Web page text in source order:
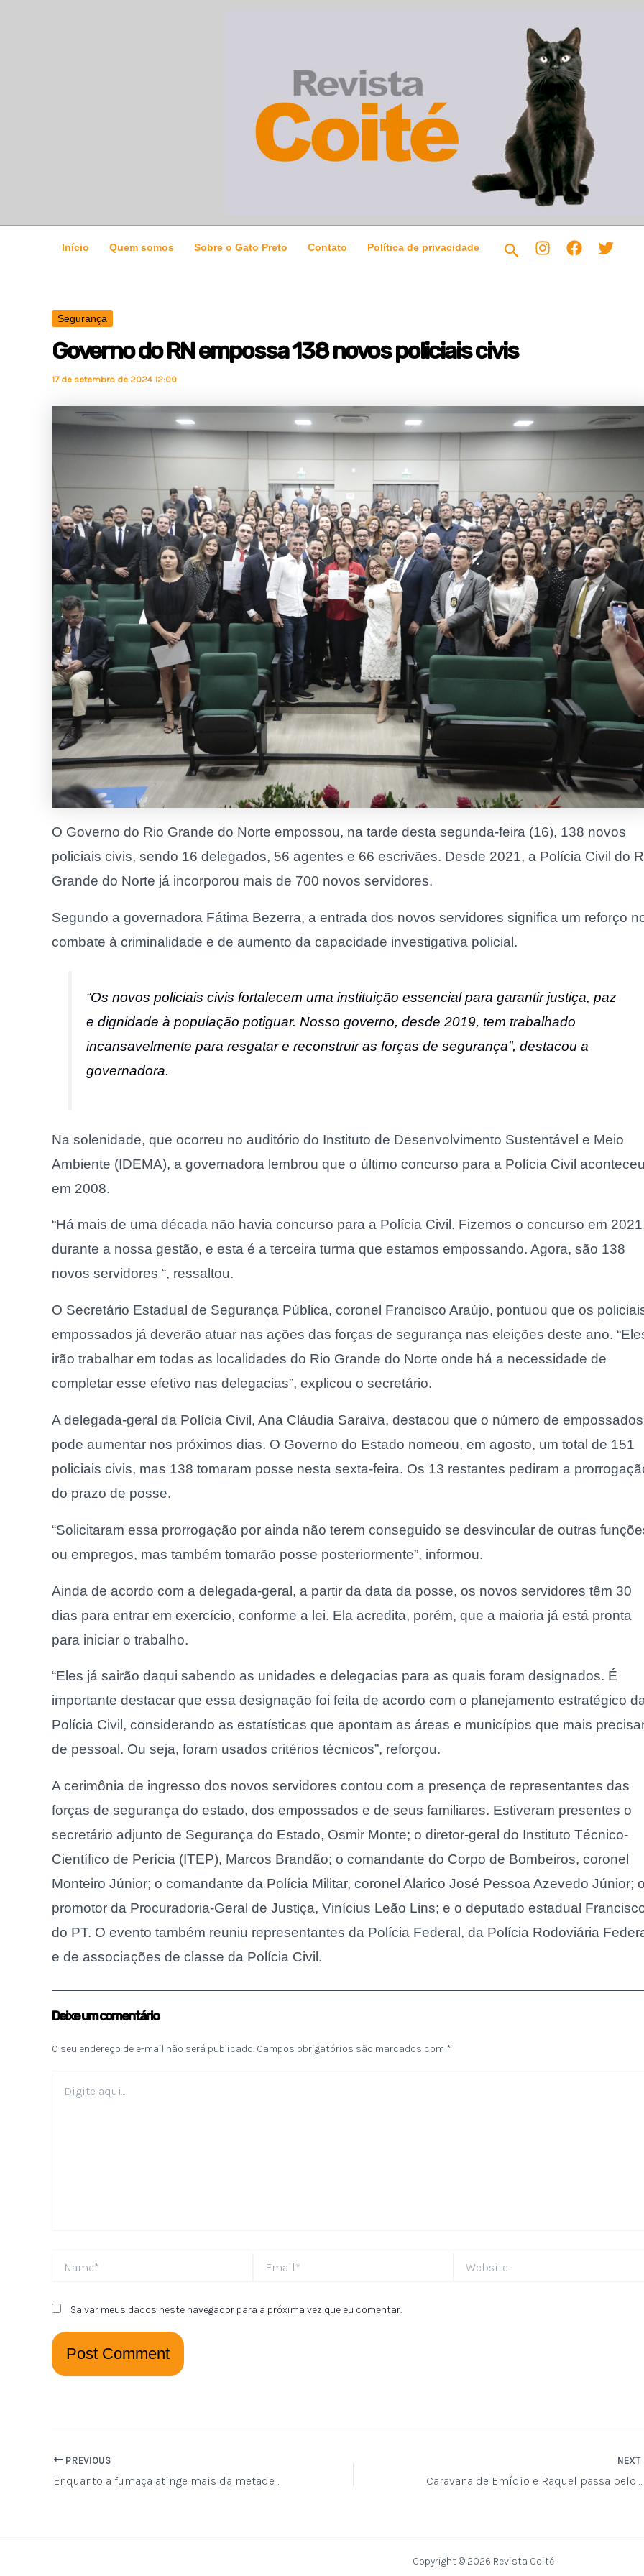
Início Quem somos Sobre o Gato Preto Contato Política de privacidade Pesquisar
Segurança
Governo do RN empossa 138 novos policiais civis
17 de setembro de 2024 12:00
O Governo do Rio Grande do Norte empossou, na tarde desta segunda-feira (16), 138 novos
policiais civis, sendo 16 delegados, 56 agentes e 66 escrivães. Desde 2021, a Polícia Civil do
Grande do Norte já incorporou mais de 700 novos servidores.
Segundo a governadora Fátima Bezerra, a entrada dos novos servidores significa um reforço
combate à criminalidade e de aumento da capacidade investigativa policial.
“Os novos policiais civis fortalecem uma instituição essencial para garantir justiça, paz
e dignidade à população potiguar. Nosso governo, desde 2019, tem trabalhado
incansavelmente para resgatar e reconstruir as forças de segurança”, destacou a
governadora.
Na solenidade, que ocorreu no auditório do Instituto de Desenvolvimento Sustentável e Meio
Ambiente (IDEMA), a governadora lembrou que o último concurso para a Polícia Civil
em 2008.
“Há mais de uma década não havia concurso para a Polícia Civil. Fizemos o concurso em
durante a nossa gestão, e esta é a terceira turma que estamos empossando. Agora, são 138
novos servidores “, ressaltou.
O Secretário Estadual de Segurança Pública, coronel Francisco Araújo, pontuou que os
empossados já deverão atuar nas ações das forças de segurança nas eleições deste ano.
irão trabalhar em todas as localidades do Rio Grande do Norte onde há a necessidade de
completar esse efetivo nas delegacias”, explicou o secretário.
A delegada-geral da Polícia Civil, Ana Cláudia Saraiva, destacou que o número de empossados
pode aumentar nos próximos dias. O Governo do Estado nomeou, em agosto, um total de 151
policiais civis, mas 138 tomaram posse nesta sexta-feira. Os 13 restantes pediram a
do prazo de posse.
“Solicitaram essa prorrogação por ainda não terem conseguido se desvincular de outras
ou empregos, mas também tomarão posse posteriormente”, informou.
Ainda de acordo com a delegada-geral, a partir da data da posse, os novos servidores têm 30
dias para entrar em exercício, conforme a lei. Ela acredita, porém, que a maioria já está pronta
para iniciar o trabalho.
“Eles já sairão daqui sabendo as unidades e delegacias para as quais foram designados. É
importante destacar que essa designação foi feita de acordo com o planejamento estratégico
Polícia Civil, considerando as estatísticas que apontam as áreas e municípios que mais
de pessoal. Ou seja, foram usados critérios técnicos”, reforçou.
A cerimônia de ingresso dos novos servidores contou com a presença de representantes das
forças de segurança do estado, dos empossados e de seus familiares. Estiveram presentes o
secretário adjunto de Segurança do Estado, Osmir Monte; o diretor-geral do Instituto Técnico-
Científico de Perícia (ITEP), Marcos Brandão; o comandante do Corpo de Bombeiros, coronel
Monteiro Júnior; o comandante da Polícia Militar, coronel Alarico José Pessoa Azevedo Júnior;
promotor da Procuradoria-Geral de Justiça, Vinícius Leão Lins; e o deputado estadual
do PT. O evento também reuniu representantes da Polícia Federal, da Polícia Rodoviária
e de associações de classe da Polícia Civil.
Deixe um comentário
O seu endereço de e-mail não será publicado. Campos obrigatórios são marcados com *
aqui...
Salvar meus dados neste navegador para a próxima vez que eu comentar.
PREVIOUS
Enquanto a fumaça atinge mais da metade do Brasil, hoje é dia da Preservação da Camada de Ozônio
NEXT
Caravana de Emídio e Raquel passa pelo Monte Líbano e volta ao Loteamento Esperança
Copyright © 2026 Revista Coité